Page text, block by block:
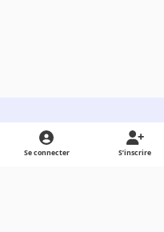
Light ModeDark ModeSystem Preference
Se connecter S’inscrire